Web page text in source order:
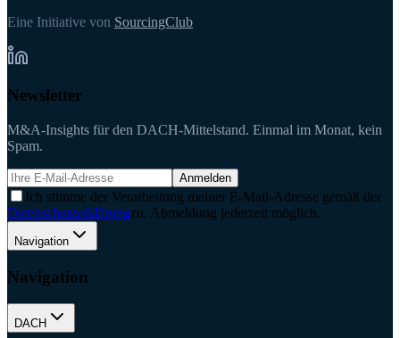
Eine Initiative von SourcingClub
Newsletter
M&A-Insights für den DACH-Mittelstand. Einmal im Monat, kein
Spam.
Anmelden
Ich stimme der Verarbeitung meiner E-Mail-Adresse gemäß der
Datenschutzerklärungzu. Abmeldung jederzeit möglich.
Navigation
Navigation
DACH